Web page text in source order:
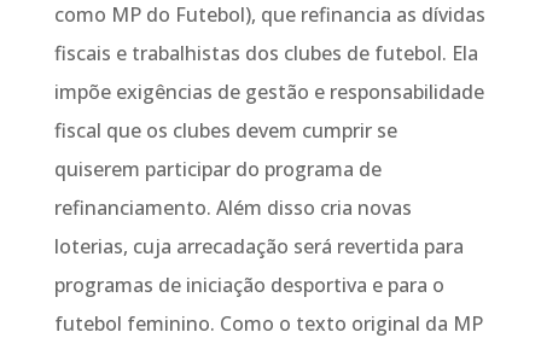
como MP do Futebol), que refinancia as dívidas
fiscais e trabalhistas dos clubes de futebol. Ela
impõe exigências de gestão e responsabilidade
fiscal que os clubes devem cumprir se
quiserem participar do programa de
refinanciamento. Além disso cria novas
loterias, cuja arrecadação será revertida para
programas de iniciação desportiva e para o
futebol feminino. Como o texto original da MP